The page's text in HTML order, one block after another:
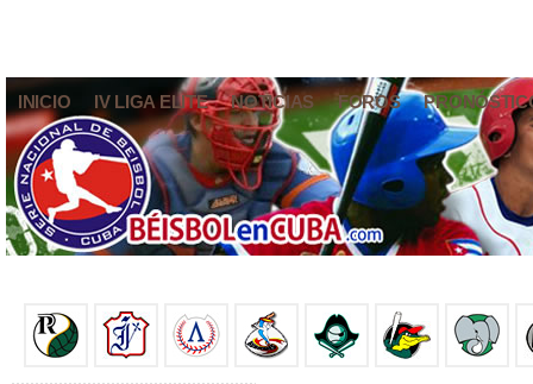
INICIO IV LIGA ELITE NOTICIAS FOROS